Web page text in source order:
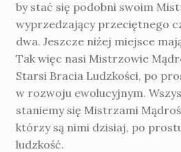
by stać się podobni swoim
wyprzedzający przeciętnego
dwa. Jeszcze niżej miejsce
Tak więc nasi Mistrzowie
Starsi Bracia Ludzkości, po
w rozwoju ewolucyjnym.
staniemy się Mistrzami
którzy są nimi dzisiaj, po
ludzkość.